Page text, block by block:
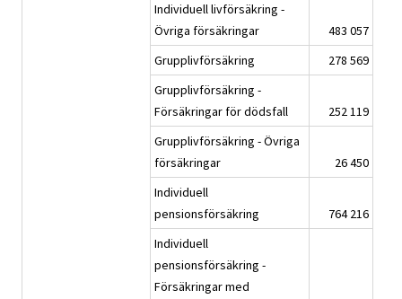
Individuell livförsäkring -
Övriga försäkringar
483 057
Grupplivförsäkring
278 569
Grupplivförsäkring -
Försäkringar för dödsfall
252 119
Grupplivförsäkring - Övriga
försäkringar
26 450
Individuell
pensionsförsäkring
764 216
Individuell
pensionsförsäkring -
Försäkringar med